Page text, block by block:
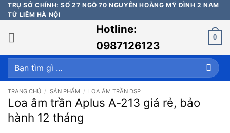
Bỏ
qua
nội
dung
TRỤ SỞ CHÍNH: SỐ 27 NGÕ 70 NGUYỄN HOÀNG MỸ ĐÌNH 2 NAM
TỪ LIÊM HÀ NỘI
Hotline:
0987126123
0
Tìm
kiếm:
TRANG CHỦ / SẢN PHẨM / LOA ÂM TRẦN DSP
Loa âm trần Aplus A-213 giá rẻ, bảo
hành 12 tháng